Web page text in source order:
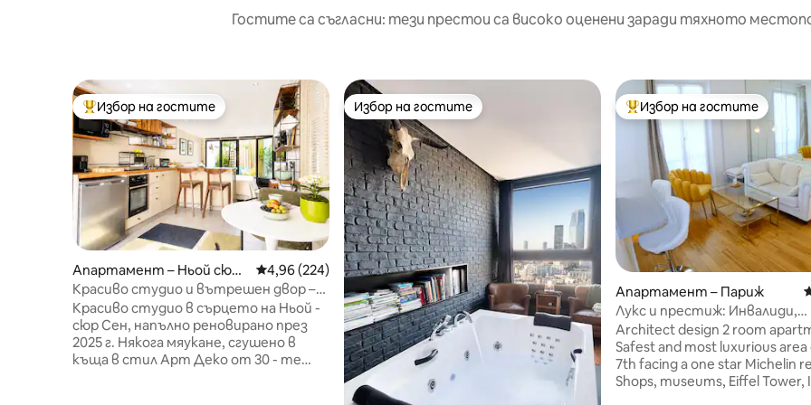
Гостите са съгласни: тези престои са високо оценени заради тяхното
Най-популярен избор на гостите
Избор на гостите
Апартамент – Ньой сюр
Сен
Средна оценка: 4,96 от 5, 224 отзива
4,96 (224)
Красиво студио и вътрешен двор –
остава прохладно през лятото
Красиво студио в сърцето на Ньой -
сюр Сен, напълно реновирано през
2025 г. Някога мяукане, сгушено в
къща в стил Арт Деко от 30 - те
Избор на гостите
Избор на гостите Най-популярен избор на
Избор на гостите
Апартамент – Париж
Лукс и престиж: Инвалиди,
Айфеловата кула…
Architect design 2 room
Safest and most luxurious area
7th facing a one star Michelin
Shops, museums, Eiffel Tower,